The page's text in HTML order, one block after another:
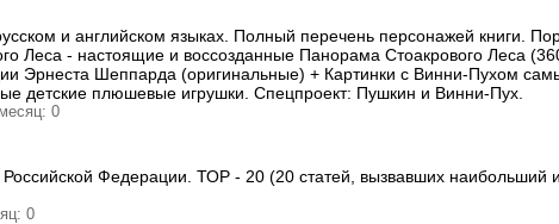
и английском языках. Полный перечень персонажей книги.
Леса - настоящие и воссозданные Панорама Стоакрового Леса
Эрнеста Шеппарда (оригинальные) + Картинки с Винни-Пухом
детские плюшевые игрушки. Спецпроект: Пушкин и Винни-Пух.
0
Федерации. ТОР - 20 (20 статей, вызвавших наибольший
0